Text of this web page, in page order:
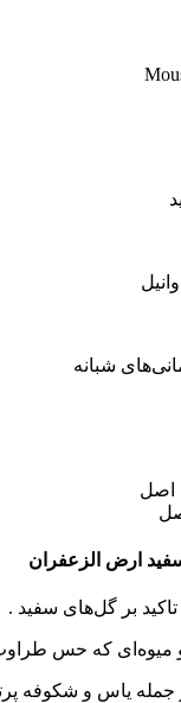
شبانه
ارض الزعفران
بر گل‌های سفید .
میوه‌ای که حس
جمله یاس و شکوفه